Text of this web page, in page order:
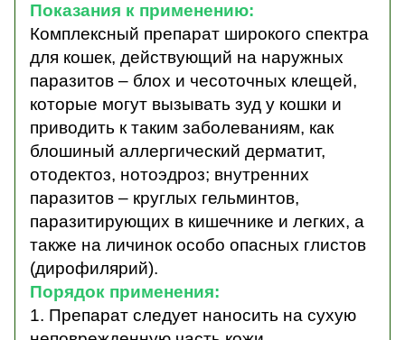
Показания к применению:
Комплексный препарат широкого спектра
для кошек, действующий на наружных
паразитов – блох и чесоточных клещей,
которые могут вызывать зуд у кошки и
приводить к таким заболеваниям, как
блошиный аллергический дерматит,
отодектоз, нотоэдроз; внутренних
паразитов – круглых гельминтов,
паразитирующих в кишечнике и легких, а
также на личинок особо опасных глистов
(дирофилярий).
Порядок применения:
1. Препарат следует наносить на сухую